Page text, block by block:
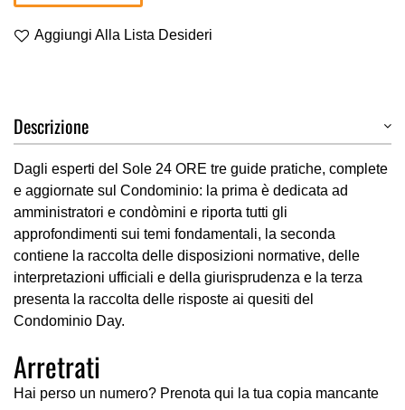
Aggiungi Alla Lista Desideri
Descrizione
Dagli esperti del Sole 24 ORE tre guide pratiche, complete
e aggiornate sul Condominio: la prima è dedicata ad
amministratori e condòmini e riporta tutti gli
approfondimenti sui temi fondamentali, la seconda
contiene la raccolta delle disposizioni normative, delle
interpretazioni ufficiali e della giurisprudenza e la terza
presenta la raccolta delle risposte ai quesiti del
Condominio Day.
Arretrati
Hai perso un numero? Prenota qui la tua copia mancante